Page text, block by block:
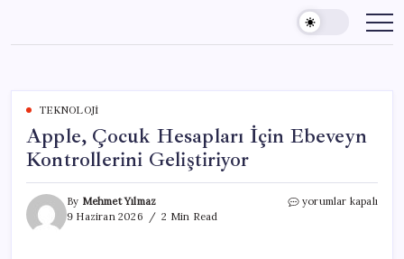
content
TEKNOLOJI
Apple, Çocuk Hesapları İçin Ebeveyn
Kontrollerini Geliştiriyor
By Mehmet Yılmaz
9 Haziran 2026
2 Min Read
Apple,
yorumlar kapalı